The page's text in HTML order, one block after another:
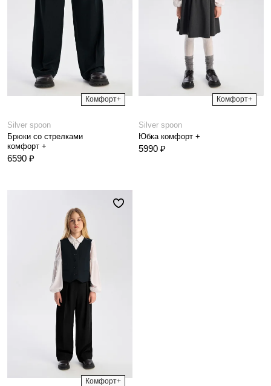
Комфорт+
Silver spoon
Брюки со стрелками
комфорт +
6590 ₽
Комфорт+
Silver spoon
Юбка комфорт +
5990 ₽
Комфорт+